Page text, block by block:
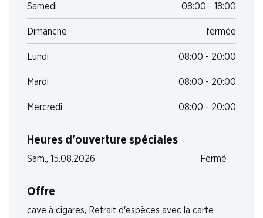
Samedi 08:00 - 18:00
Dimanche fermée
Lundi 08:00 - 20:00
Mardi 08:00 - 20:00
Mercredi 08:00 - 20:00
Heures d'ouverture spéciales
Sam., 15.08.2026 Fermé
Offre
cave à cigares, Retrait d'espèces avec la carte